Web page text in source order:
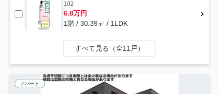
102
6.8万円
1階 / 30.39㎡ / 1LDK
すべて見る（全11戸）
アパート